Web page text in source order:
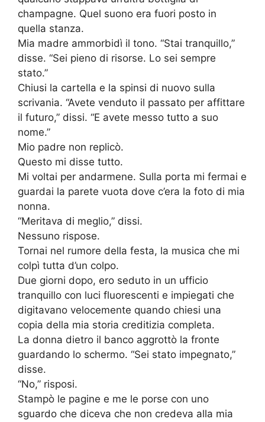
champagne. Quel suono era fuori posto in
quella stanza.
Mia madre ammorbidì il tono. “Stai tranquillo,”
disse. “Sei pieno di risorse. Lo sei sempre
stato.”
Chiusi la cartella e la spinsi di nuovo sulla
scrivania. “Avete venduto il passato per affittare
il futuro,” dissi. “E avete messo tutto a suo
nome.”
Mio padre non replicò.
Questo mi disse tutto.
Mi voltai per andarmene. Sulla porta mi fermai e
guardai la parete vuota dove c’era la foto di mia
nonna.
“Meritava di meglio,” dissi.
Nessuno rispose.
Tornai nel rumore della festa, la musica che mi
colpì tutta d’un colpo.
Due giorni dopo, ero seduto in un ufficio
tranquillo con luci fluorescenti e impiegati che
digitavano velocemente quando chiesi una
copia della mia storia creditizia completa.
La donna dietro il banco aggrottò la fronte
guardando lo schermo. “Sei stato impegnato,”
disse.
“No,” risposi.
Stampò le pagine e me le porse con uno
sguardo che diceva che non credeva alla mia